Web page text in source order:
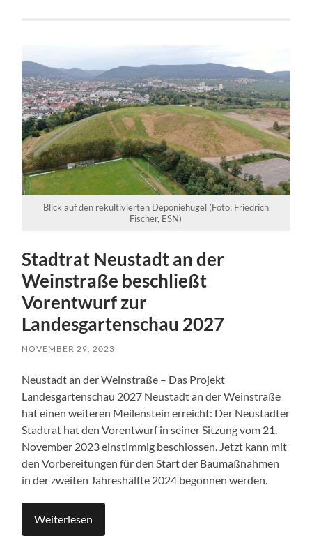
Blick auf den rekultivierten Deponiehügel (Foto: Friedrich
Fischer, ESN)
Stadtrat Neustadt an der
Weinstraße beschließt
Vorentwurf zur
Landesgartenschau 2027
NOVEMBER 29, 2023
Neustadt an der Weinstraße – Das Projekt
Landesgartenschau 2027 Neustadt an der Weinstraße
hat einen weiteren Meilenstein erreicht: Der Neustadter
Stadtrat hat den Vorentwurf in seiner Sitzung vom 21.
November 2023 einstimmig beschlossen. Jetzt kann mit
den Vorbereitungen für den Start der Baumaßnahmen
in der zweiten Jahreshälfte 2024 begonnen werden.
Weiterlesen